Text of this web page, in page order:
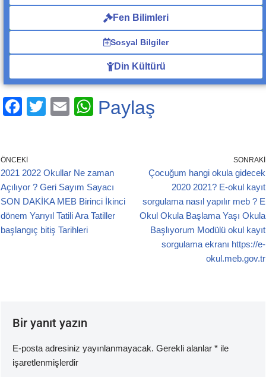
Fen Bilimleri
Sosyal Bilgiler
Din Kültürü
F
e
b
o
o
k
T
E
W
A
p
p
Paylaş
ÖNCEKI
2021 2022 Okullar Ne zaman
Açılıyor ? Geri Sayım Sayacı
SON DAKİKA MEB Birinci İkinci
dönem Yarıyıl Tatili Ara Tatiller
başlangıç bitiş Tarihleri
SONRAKI
Çocuğum hangi okula gidecek
2020 2021? E-okul kayıt
sorgulama nasıl yapılır meb ? E
Okul Okula Başlama Yaşı Okula
Başlıyorum Modülü okul kayıt
sorgulama ekranı https://e-
okul.meb.gov.tr
Bir yanıt yazın
E-posta adresiniz yayınlanmayacak. Gerekli alanlar * ile
işaretlenmişlerdir